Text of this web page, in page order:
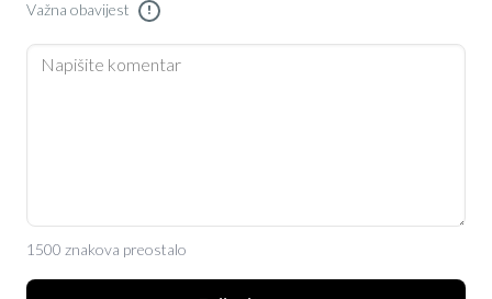
Važna obavijest !
1500 znakova preostalo